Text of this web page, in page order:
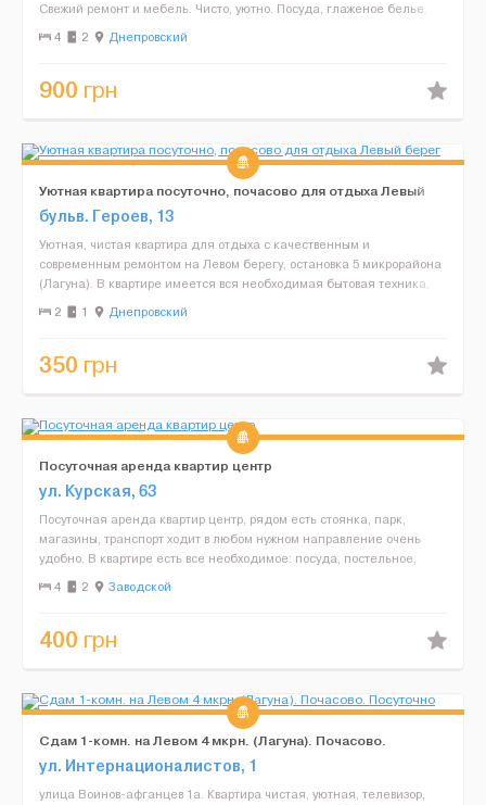
Свежий ремонт и мебель. Чисто, уютно. Посуда, глаженое белье.
Для праздников не сдаю, фото в обьявлении соо...
4 2 Днепровский
900 грн
Уютная квартира посуточно, почасово для отдыха Левый
берег
бульв. Героев, 13
Уютная, чистая квартира для отдыха с качественным и
современным ремонтом на Левом берегу, остановка 5 микрорайона
(Лагуна). В квартире имеется вся необходимая бытовая техника,
посуда, постельное белье и полотенца. Конфиденци...
2 1 Днепровский
350 грн
Посуточная аренда квартир центр
ул. Курская, 63
Посуточная аренда квартир центр, рядом есть стоянка, парк,
магазины, транспорт ходит в любом нужном направление очень
удобно. В квартире есть все необходимое: посуда, постельное,
полотенце, телевизор, интернет, горячая вода и т.д....
4 2 Заводской
400 грн
Сдам 1-комн. на Левом 4 мкрн. (Лагуна). Почасово.
Посуточно
ул. Интернационалистов, 1
улица Воинов-афганцев 1а. Квартира чистая, уютная, телевизор,